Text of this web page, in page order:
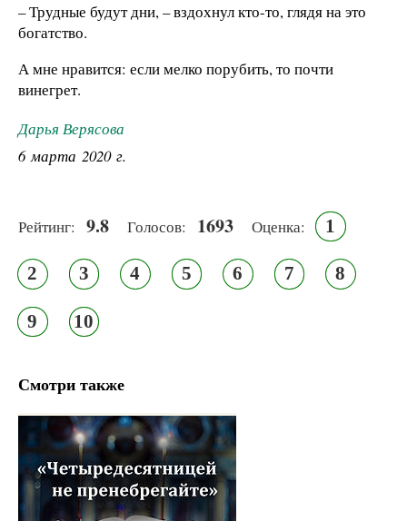
– Трудные будут дни, – вздохнул кто-то, глядя на это
богатство.
А мне нравится: если мелко порубить, то почти
винегрет.
Дарья Верясова
6 марта 2020 г.
Рейтинг: 9.8 Голосов: 1693 Оценка: 1
2 3 4 5 6 7 8
9 10
Смотри также